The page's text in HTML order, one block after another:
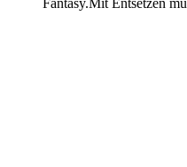
Fantasy.Mit Entsetzen